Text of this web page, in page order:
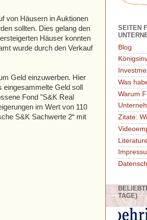
von Häusern in Auktionen
sollten. Dies gelang den
Häuser konnten
wurde durch den Verkauf
Geld einzuwerben. Hier
eingesammelte Geld soll
Fond "S&K Real
im Wert von 110
S&K Sachwerte 2“ mit
SEITEN
Blog
Was
Warum
Zitate:
TAGE)